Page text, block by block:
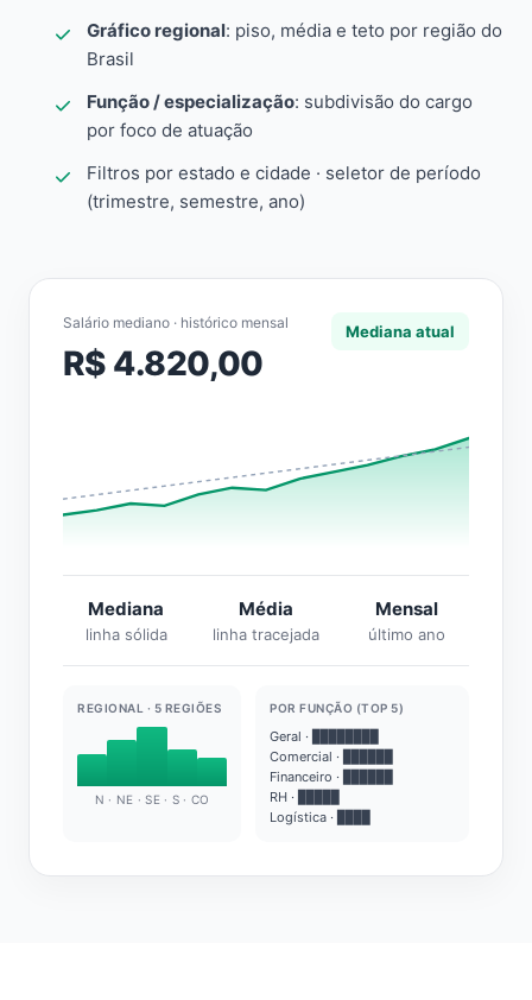
Gráfico regional: piso, média e teto por região do
Brasil
Função / especialização: subdivisão do cargo
por foco de atuação
Filtros por estado e cidade · seletor de período
(trimestre, semestre, ano)
Salário mediano · histórico mensal
R$ 4.820,00
Mediana atual
Mediana
linha sólida
Média
linha tracejada
Mensal
último ano
REGIONAL · 5 REGIÕES
N · NE · SE · S · CO
POR FUNÇÃO (TOP 5)
Geral · ████████
Comercial · ██████
Financeiro · ██████
RH · █████
Logística · ████